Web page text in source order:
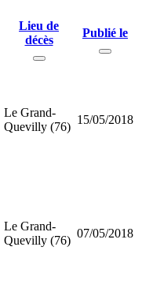
Lieu de
décès
Publié le
Le Grand-
Quevilly (76)
15/05/2018
Le Grand-
Quevilly (76)
07/05/2018